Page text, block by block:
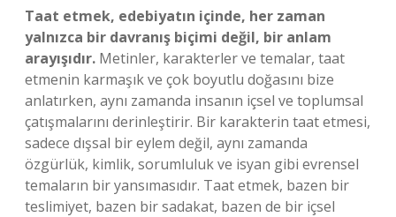
Taat etmek, edebiyatın içinde, her zaman
yalnızca bir davranış biçimi değil, bir anlam
arayışıdır. Metinler, karakterler ve temalar, taat
etmenin karmaşık ve çok boyutlu doğasını bize
anlatırken, aynı zamanda insanın içsel ve toplumsal
çatışmalarını derinleştirir. Bir karakterin taat etmesi,
sadece dışsal bir eylem değil, aynı zamanda
özgürlük, kimlik, sorumluluk ve isyan gibi evrensel
temaların bir yansımasıdır. Taat etmek, bazen bir
teslimiyet, bazen bir sadakat, bazen de bir içsel